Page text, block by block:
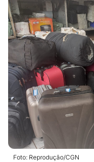
Foto: Reprodução/CGN